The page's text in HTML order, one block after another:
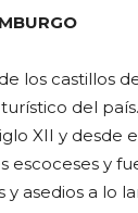
los castillos
del
XII y desde
escoceses y
y asedios a lo